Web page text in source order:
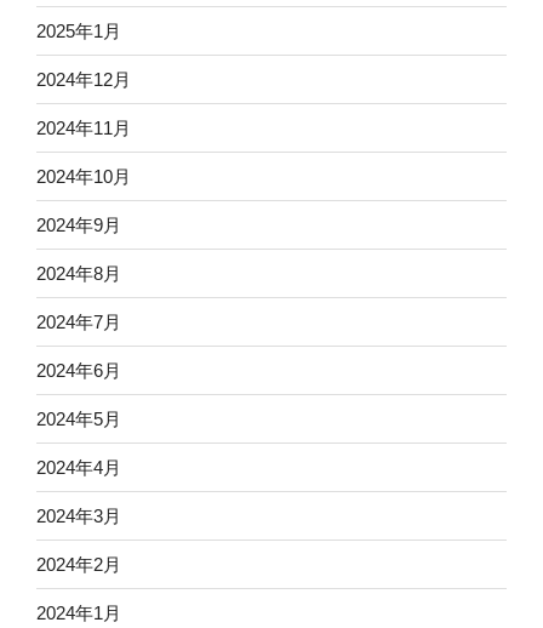
2025年1月
2024年12月
2024年11月
2024年10月
2024年9月
2024年8月
2024年7月
2024年6月
2024年5月
2024年4月
2024年3月
2024年2月
2024年1月